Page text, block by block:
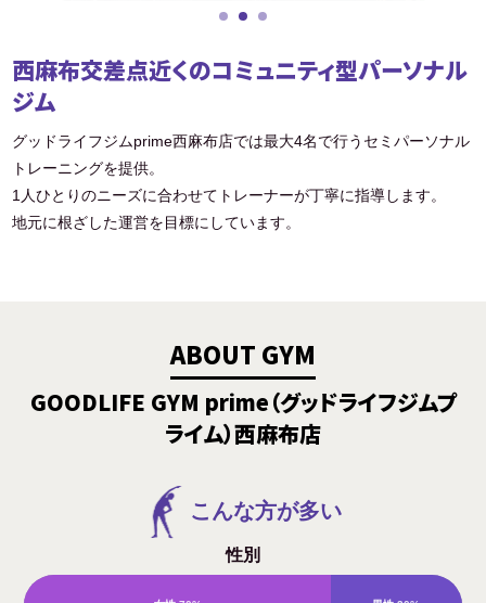
西麻布交差点近くのコミュニティ型パーソナル
ジム
グッドライフジムprime西麻布店では最大4名で行うセミパーソナル
トレーニングを提供。
1人ひとりのニーズに合わせてトレーナーが丁寧に指導します。
地元に根ざした運営を目標にしています。
ABOUT GYM
GOODLIFE GYM prime（グッドライフジムプ
ライム）西麻布店
こんな方が多い
性別